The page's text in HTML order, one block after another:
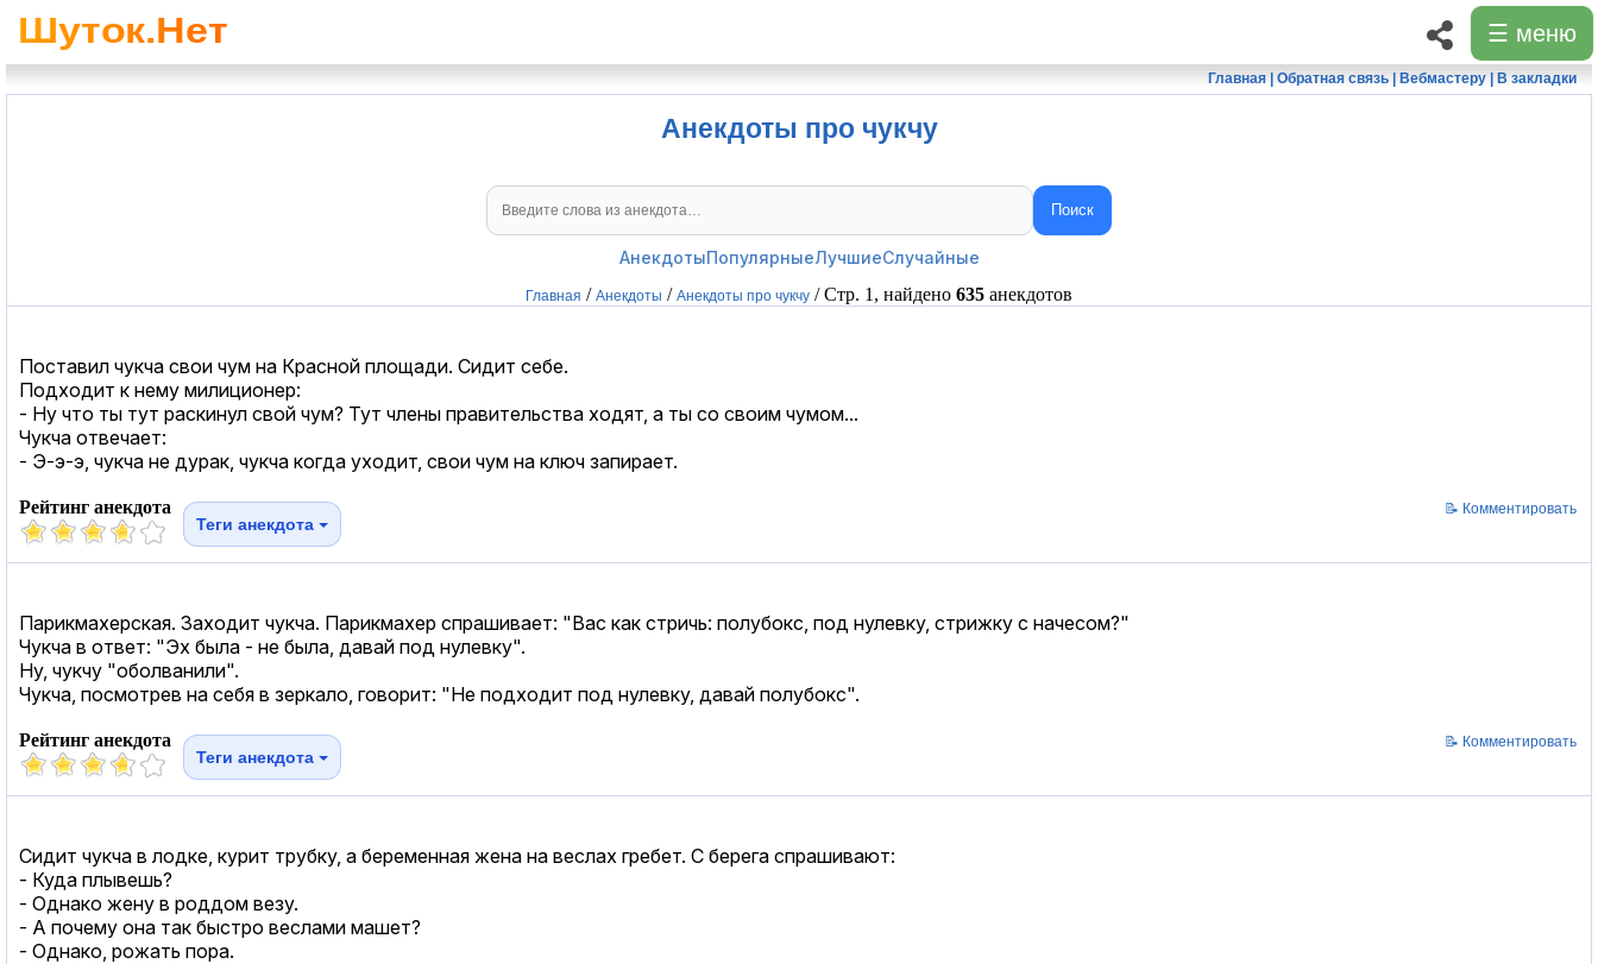
☰ меню
Главная| Обратная связь| Вебмастеру| В закладки
Анекдоты про чукчу
Поиск
АнекдотыПопулярныеЛучшиеСлучайные
Главная / Анекдоты / Анекдоты про чукчу / Стр. 1, найдено 635 анекдотов
Поставил чукча свои чум на Красной площади. Сидит себе.
Подходит к нему милиционер:
- Ну что ты тут раскинул свой чум? Тут члены правительства ходят, а ты со своим чумом...
Чукча отвечает:
- Э-э-э, чукча не дурак, чукча когда уходит, свои чум на ключ запирает.
Рейтинг анекдота
Теги анекдота
📝 Комментировать
Парикмахерская. Заходит чукча. Парикмахер спрашивает: "Вас как стричь: полубокс, под нулевку, стрижку с начесом?"
Чукча в ответ: "Эх была - не была, давай под нулевку".
Ну, чукчу "оболванили".
Чукча, посмотрев на себя в зеркало, говорит: "Не подходит под нулевку, давай полубокс".
Рейтинг анекдота
Теги анекдота
📝 Комментировать
Сидит чукча в лодке, курит трубку, а беременная жена на веслах гребет. С берега спрашивают:
- Куда плывешь?
- Однако жену в роддом везу.
- А почему она так быстро веслами машет?
- Однако, рожать пора.